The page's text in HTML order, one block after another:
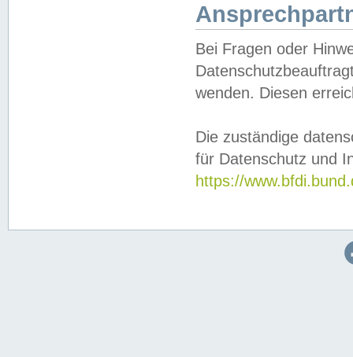
Bei Fragen oder
wenden. Diesen
Die zuständige
für Datenschutz und
https://